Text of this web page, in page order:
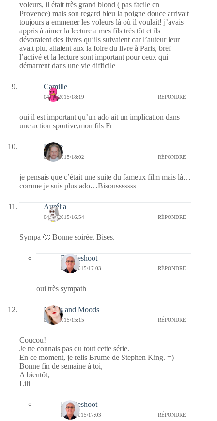
voleurs, il était très grand blond ( pas facile en
Provence) mais son regard bleu la poigne douce arrivait
toujours a emmener les voleurs là où il voulait! j’avais
appris à aimer la lecture a mes fils très tôt et ils
dévoraient des livres qu’ils suivaient car l’auteur leur
avait plu, allaient aux la foire du livre à Paris, bref
l’activé et la lecture sont important pour ceux qui
démarrent dans une vie difficile
Camille
04/11/2015/18:19 RÉPONDRE
oui il est important qu’un ado ait un implication dans
une action sportive,mon fils Fr
Renee
04/11/2015/18:02 RÉPONDRE
je pensais que c’était une suite du fameux film mais là…
comme je suis plus ado…Bisousssssss
Aurélia
04/11/2015/16:54 RÉPONDRE
Sympa 🙂 Bonne soirée. Bises.
Bernieshoot
04/11/2015/17:03 RÉPONDRE
oui très sympath
Needs and Moods
04/11/2015/15:15 RÉPONDRE
Coucou!
Je ne connais pas du tout cette série.
En ce moment, je relis Brume de Stephen King. =)
Bonne fin de semaine à toi,
A bientôt,
Lili.
Bernieshoot
04/11/2015/17:03 RÉPONDRE